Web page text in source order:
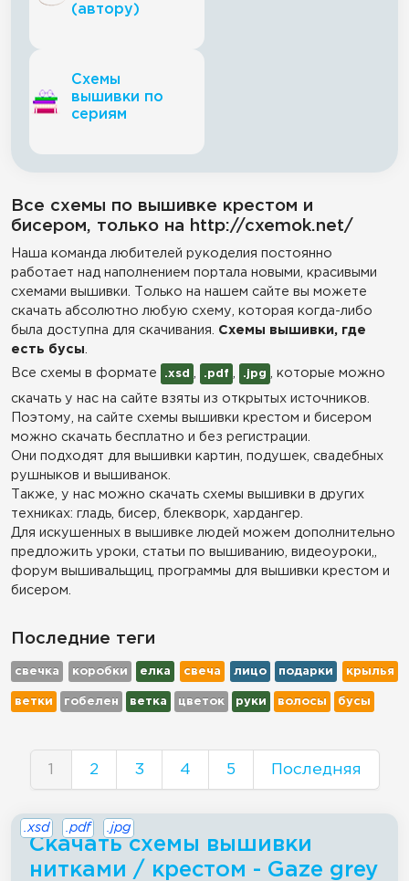
(автору)
Схемы
вышивки по
сериям
Все схемы по вышивке крестом и
бисером, только на http://cxemok.net/
Наша команда любителей рукоделия постоянно
работает над наполнением портала новыми, красивыми
схемами вышивки. Только на нашем сайте вы можете
скачать абсолютно любую схему, которая когда-либо
была доступна для скачивания. Схемы вышивки, где
есть бусы
Все схемы в формате
.xsd .pdf .jpg , которые можно
скачать у нас на сайте взяты из открытых источников.
Поэтому, на сайте схемы вышивки крестом и бисером
можно скачать бесплатно и без регистрации.
Они подходят для вышивки картин, подушек, свадебных
рушныков и вышиванок.
Также, у нас можно скачать схемы вышивки в других
техниках: гладь, бисер, блекворк, хардангер.
Для искушенных в вышивке людей можем дополнительно
предложить уроки, статьи по вышиванию, видеоуроки,,
форум вышивальщиц, программы для вышивки крестом и
бисером.
Последние теги
свечка коробки елка свеча лицо подарки крылья
ветки гобелен ветка цветок руки волосы бусы
1 2 3 4 5 Последняя
Скачать схемы вышивки
нитками / крестом - Gaze grey
.xsd .pdf .jpg